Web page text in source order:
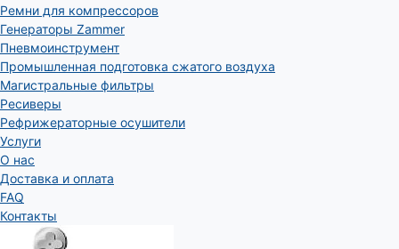
Ремни для компрессоров
Генераторы Zammer
Пневмоинструмент
Промышленная подготовка сжатого воздуха
Магистральные фильтры
Ресиверы
Рефрижераторные осушители
Услуги
О нас
Доставка и оплата
FAQ
Контакты